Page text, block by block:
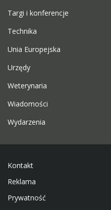
Targi i konferencje
Technika
Unia Europejska
Urzędy
Weterynaria
Wiadomości
Wydarzenia
Kontakt
Reklama
Prywatność